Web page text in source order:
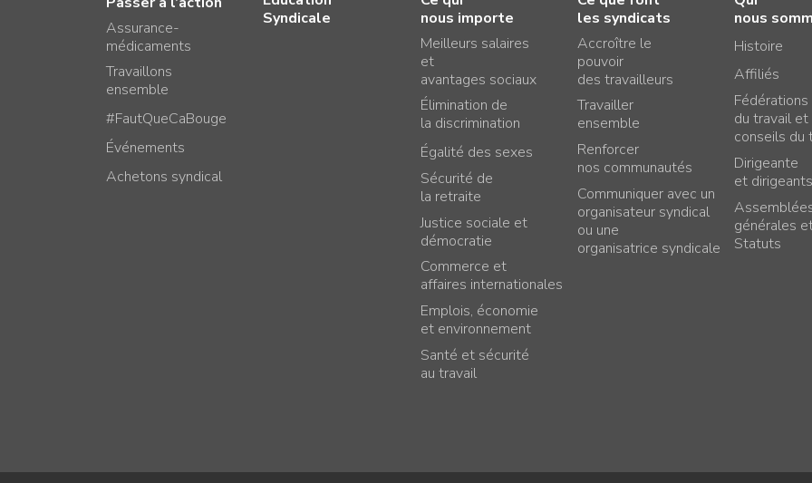
Assurance-
médicaments
Travaillons
ensemble
#FautQueCaBouge
Événements
Achetons syndical
Syndicale
nous importe
Meilleurs salaires
et
avantages sociaux
Élimination de
la discrimination
Égalité des sexes
Sécurité de
la retraite
Justice sociale et
démocratie
Commerce et
affaires internationales
Emplois, économie
et environnement
Santé et sécurité
au travail
les syndicats
Accroître le
pouvoir
des travailleurs
Travailler
ensemble
Renforcer
nos communautés
Communiquer avec un
organisateur syndical
ou une
organisatrice syndicale
nous
Histoire
Affiliés
Fédérations
du travail et
conseils du
Dirigeante
et dirigeants
générales
Statuts